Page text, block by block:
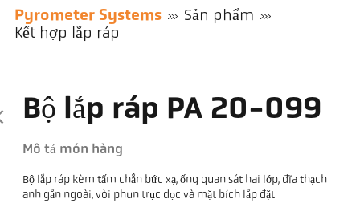
Pyrometer Systems
Sản phẩm
Kết hợp lắp ráp
Bộ lắp ráp PA 20-099
Mô tả món hàng
Bộ lắp ráp kèm tấm chắn bức xạ, ống quan sát hai lớp, đĩa thạch
anh gắn ngoài, vòi phun trục dọc và mặt bích lắp đặt